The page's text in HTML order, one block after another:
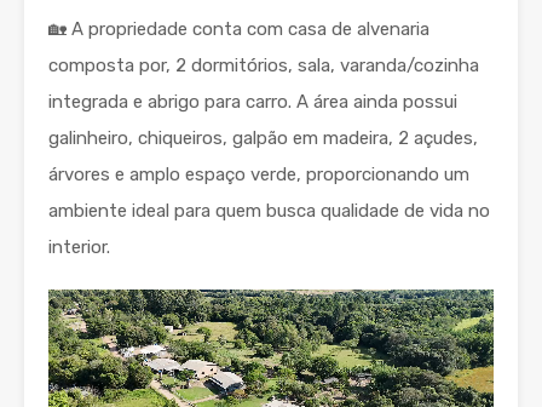
🏡 A propriedade conta com casa de alvenaria
composta por, 2 dormitórios, sala, varanda/cozinha
integrada e abrigo para carro. A área ainda possui
galinheiro, chiqueiros, galpão em madeira, 2 açudes,
árvores e amplo espaço verde, proporcionando um
ambiente ideal para quem busca qualidade de vida no
interior.